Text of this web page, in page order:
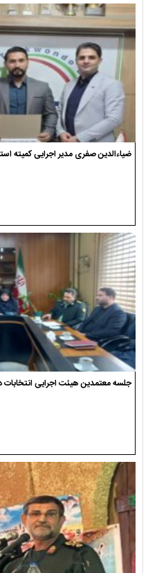
ضیاءالدین صفری مدیر اجرایی کمیته
جلسه معتمدین هیئت اجرایی انتخابات